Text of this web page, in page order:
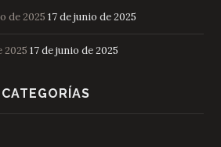
de 2025 17 de junio de 2025
2025 17 de junio de 2025
CATEGORÍAS